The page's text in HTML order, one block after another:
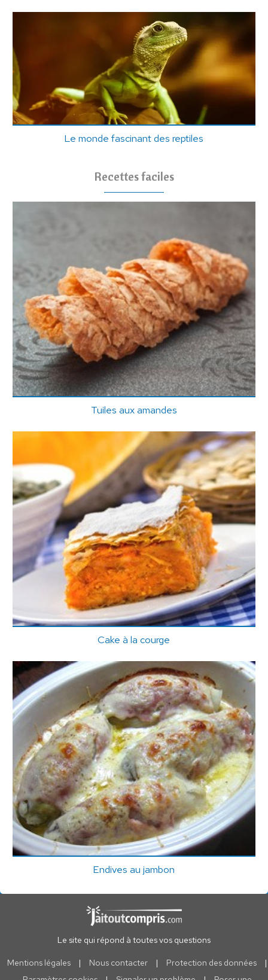
Le monde fascinant des reptiles
Recettes faciles
Tuiles aux amandes
Cake à la courge
Endives au jambon
Le site qui répond à toutes vos questions
Mentions légales | Nous contacter | Protection des données
|